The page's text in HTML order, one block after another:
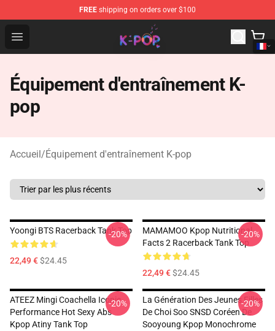
FREE shipping on orders over $100
Open menu
K-pop Store - Official K-pop Merchandise Shop
Équipement d'entraînement K-
pop
Accueil/Équipement d'entraînement K-pop
Yoongi BTS Racerback Tank Top
22,49 €$24.45
-20%
MAMAMOO Kpop Nutritional
Facts 2 Racerback Tank Top
22,49 €$24.45
-20%
ATEEZ Mingi Coachella Iconic
Performance Hot Sexy Abs
Kpop Atiny Tank Top
-20%
La Génération Des Jeunes Filles
De Choi Soo SNSD Coréen De
Sooyoung Kpop Monochrome
-20%